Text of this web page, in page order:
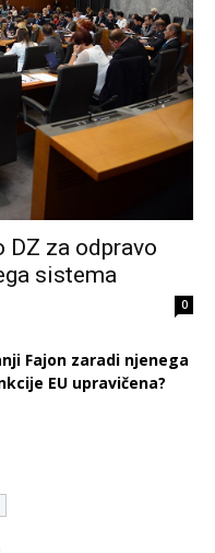
DZ za odpravo
sistema
0
Fajon zaradi njenega
EU upravičena?